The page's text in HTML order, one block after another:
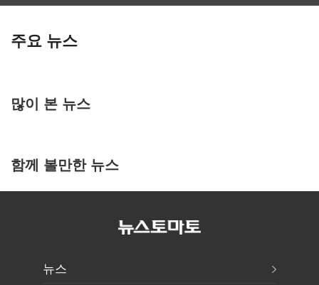
주요 뉴스
많이 본 뉴스
함께 볼만한 뉴스
뉴스